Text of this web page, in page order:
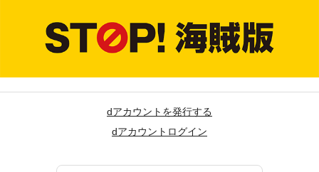
dアカウントを発行する
dアカウントログイン